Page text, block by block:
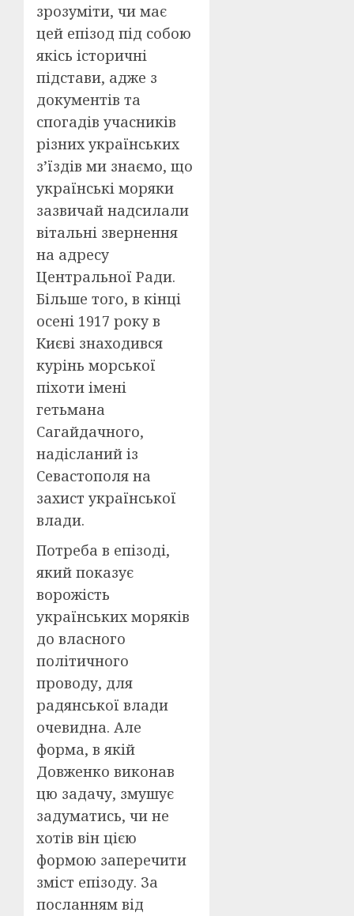
зрозуміти, чи має
цей епізод під собою
якісь історичні
підстави, адже з
документів та
спогадів учасників
різних українських
з’їздів ми знаємо, що
українські моряки
зазвичай надсилали
вітальні звернення
на адресу
Центральної Ради.
Більше того, в кінці
осені 1917 року в
Києві знаходився
курінь морської
піхоти імені
гетьмана
Сагайдачного,
надісланий із
Севастополя на
захист української
влади.
Потреба в епізоді,
який показує
ворожість
українських моряків
до власного
політичного
проводу, для
радянської влади
очевидна. Але
форма, в якій
Довженко виконав
цю задачу, змушує
задуматись, чи не
хотів він цією
формою заперечити
зміст епізоду. За
посланням від